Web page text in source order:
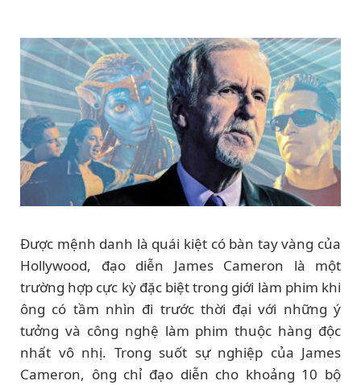
Được mệnh danh là quái kiệt có bàn tay vàng của
Hollywood, đạo diễn James Cameron là một
trường hợp cực kỳ đặc biệt trong giới làm phim khi
ông có tầm nhìn đi trước thời đại với những ý
tưởng và công nghệ làm phim thuộc hàng độc
nhất vô nhị. Trong suốt sự nghiệp của James
Cameron, ông chỉ đạo diễn cho khoảng 10 bộ